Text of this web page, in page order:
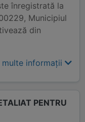
înregistrată la
Municipiul
din
multe informații
PENTRU